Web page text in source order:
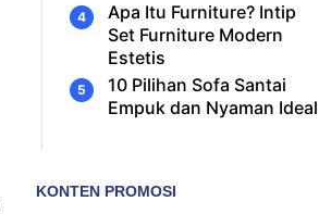
Apa Itu Furniture? Intip
Set Furniture Modern
Estetis
10 Pilihan Sofa Santai
Empuk dan Nyaman Ideal